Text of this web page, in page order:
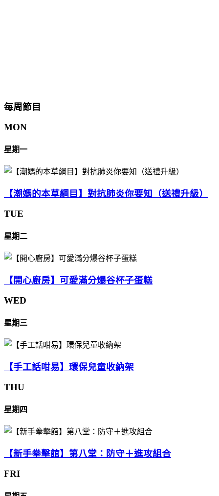
每周節目
MON
星期一
【潮媽的本草綱目】對抗肺炎你要知（送禮升級）
TUE
星期二
【開心廚房】可愛滿分爆谷杯子蛋糕
WED
星期三
【手工話咁易】環保兒童收納架
THU
星期四
【新手拳擊館】第八堂：防守＋進攻組合
FRI